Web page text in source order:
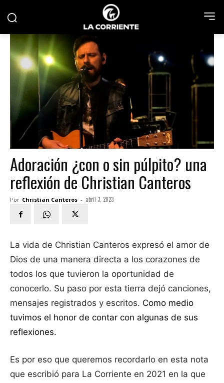
Adoración ¿con o sin púlpito? una
reflexión de Christian Canteros
Por Christian Canteros - abril 3, 2023
La vida de Christian Canteros expresó el amor de
Dios de una manera directa a los corazones de
todos los que tuvieron la oportunidad de
conocerlo. Su paso por esta tierra dejó canciones,
mensajes registrados y escritos. Como medio
tuvimos el honor de contar con algunas de sus
reflexiones.
Es por eso que queremos recordarlo en esta nota
que escribió para La Corriente en 2021 en la que